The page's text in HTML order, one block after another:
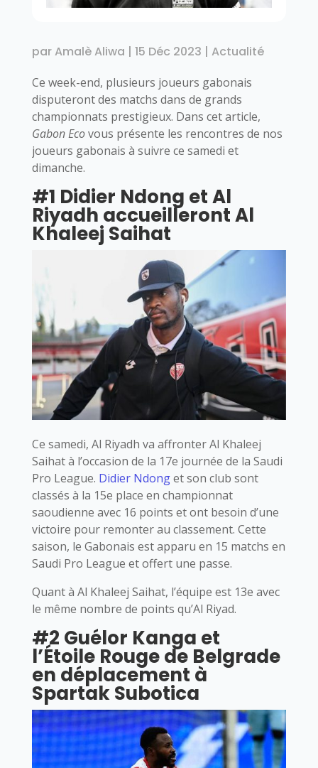
parAmalè Aliwa | 15 Déc 2023 | Actualité
Ce week-end, plusieurs joueurs gabonais
disputeront des matchs dans de grands
championnats prestigieux. Dans cet article,
Gabon Ecovous présente les rencontres de nos
joueurs gabonais à suivre ce samedi et
dimanche.
#1 Didier Ndong et Al
Riyadh accueilleront Al
Khaleej Saihat
Ce samedi, Al Riyadh va affronter Al Khaleej
Saihat à l’occasion de la 17e journée de la Saudi
Pro League. Didier Ndonget son club sont
classés à la 15e place en championnat
saoudienne avec 16 points et ont besoin d’une
victoire pour remonter au classement. Cette
saison, le Gabonais est apparu en 15 matchs en
Saudi Pro League et offert une passe.
Quant à Al Khaleej Saihat, l’équipe est 13e avec
le même nombre de points qu’Al Riyad.
#2 Guélor Kanga et
l’Étoile Rouge de Belgrade
en déplacement à
Spartak Subotica